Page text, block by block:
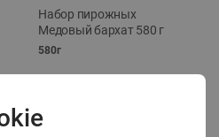
Набор пирожных
Медовый бархат 580 г
580г